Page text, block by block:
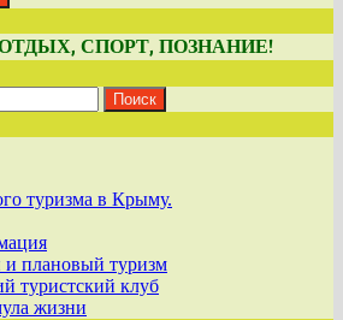
СПОРТ, ПОЗНАНИЕ!
туризма в Крыму.
и плановый туризм
туристский клуб
жизни